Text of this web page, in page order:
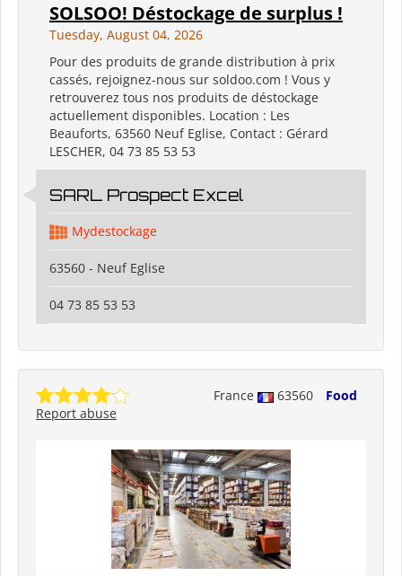
SOLSOO! Déstockage de surplus !
Tuesday, August 04, 2026
Pour des produits de grande distribution à prix
cassés, rejoignez-nous sur soldoo.com ! Vous y
retrouverez tous nos produits de déstockage
actuellement disponibles. Location : Les
Beauforts, 63560 Neuf Eglise, Contact : Gérard
LESCHER, 04 73 85 53 53
SARL Prospect Excel
Mydestockage
63560 - Neuf Eglise
04 73 85 53 53
France 63560
Food
Report abuse